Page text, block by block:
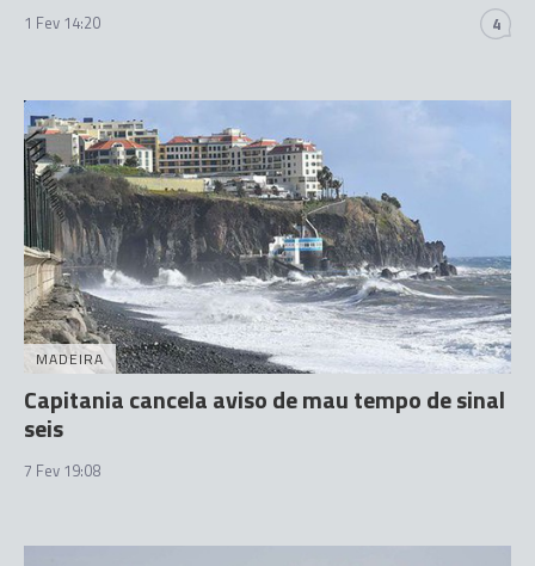
1 Fev 14:20 4
MADEIRA
Capitania cancela aviso de mau tempo de sinal
seis
7 Fev 19:08